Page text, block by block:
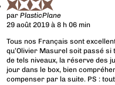
parPlasticPlane
29 août 2019 à 8 h 06 min
Tous nos Français sont
qu’Olivier Masurel soit passé
de tels niveaux, la réserve des
jour dans le box, bien
compenser par la suite. PS :